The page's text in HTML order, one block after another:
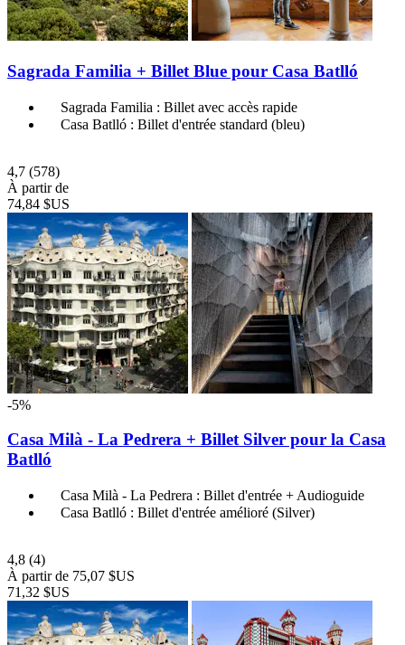
Sagrada Familia + Billet Blue pour Casa Batlló
Sagrada Familia : Billet avec accès rapide
Casa Batlló : Billet d'entrée standard (bleu)
4,7 (578)
À partir de
74,84 $US
-5%
Casa Milà - La Pedrera + Billet Silver pour la Casa
Batlló
Casa Milà - La Pedrera : Billet d'entrée + Audioguide
Casa Batlló : Billet d'entrée amélioré (Silver)
4,8 (4)
À partir de 75,07 $US
71,32 $US